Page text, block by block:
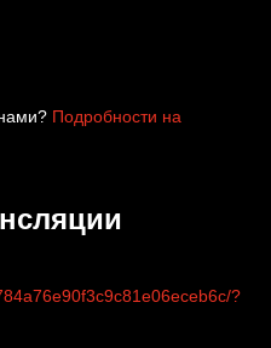
Подробности на
?